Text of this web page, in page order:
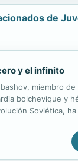
rítmica o
de fe, los niños
de
y el infinito
miembro de
bolchevique y
Soviética, ha
Moscú. Es
de una
y traiciones que